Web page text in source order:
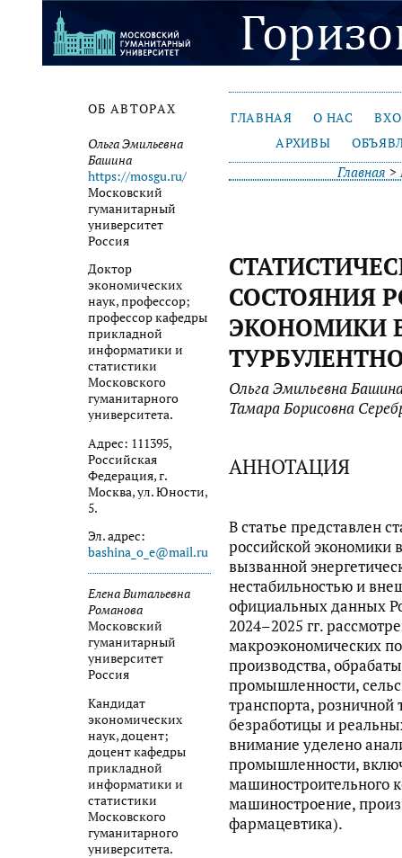
ОБ АВТОРАХ
Ольга Эмильевна
Башина
https://mosgu.ru/
Московский
гуманитарный
университет
Россия
Доктор
экономических
наук, профессор;
профессор кафедры
прикладной
информатики и
статистики
Московского
гуманитарного
университета.
Адрес: 111395,
Российская
Федерация, г.
Москва, ул. Юности,
5.
Эл. адрес:
bashina_o_e@mail.ru
Елена Витальевна
Романова
Московский
гуманитарный
университет
Россия
Кандидат
экономических
наук, доцент;
доцент кафедры
прикладной
информатики и
статистики
Московского
гуманитарного
университета.
ГЛАВНАЯ О НАС
АРХИВЫ
Главная >
СОСТОЯНИЯ
ЭКОНОМИКИ
Ольга Эмильевна
Тамара Борисовна
АННОТАЦИЯ
В статье представлен
российской экономики
вызванной
нестабильностью и
официальных данных
2024–2025 гг.
макроэкономических
производства,
промышленности,
транспорта, розничной
безработицы и
внимание уделено
промышленности,
машиностроительного
машиностроение,
фармацевтика).